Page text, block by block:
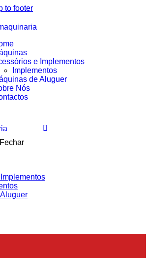
to footer
e Implementos
Implementos
de Aluguer
Nós
Fechar